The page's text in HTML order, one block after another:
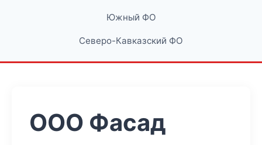
Южный ФО
Северо-Кавказский ФО
ООО Фасад